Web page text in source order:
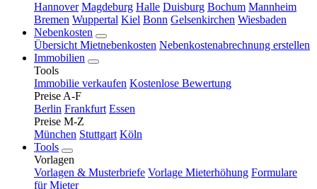
Hannover Magdeburg Halle Duisburg Bochum Mannheim
Bremen Wuppertal Kiel Bonn Gelsenkirchen Wiesbaden
Nebenkosten
Übersicht Mietnebenkosten Nebenkostenabrechnung erstellen
Immobilien
Tools
Immobilie verkaufen Kostenlose Bewertung
Preise A-F
Berlin Frankfurt Essen
Preise M-Z
München Stuttgart Köln
Tools
Vorlagen
Vorlagen & Musterbriefe Vorlage Mieterhöhung Formulare
für Mieter